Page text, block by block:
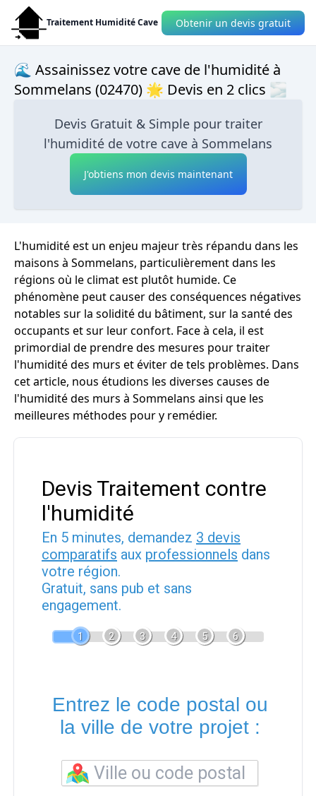
Traitement Humidité Cave Obtenir un devis gratuit
🌊 Assainissez votre cave de l'humidité à
Sommelans (02470) 🌟 Devis en 2 clics 🌫
Devis Gratuit & Simple pour traiter
l'humidité de votre cave à Sommelans
J'obtiens mon devis maintenant
L'humidité est un enjeu majeur très répandu dans les
maisons à Sommelans, particulièrement dans les
régions où le climat est plutôt humide. Ce
phénomène peut causer des conséquences négatives
notables sur la solidité du bâtiment, sur la santé des
occupants et sur leur confort. Face à cela, il est
primordial de prendre des mesures pour traiter
l'humidité des murs et éviter de tels problèmes. Dans
cet article, nous étudions les diverses causes de
l'humidité des murs à Sommelans ainsi que les
meilleures méthodes pour y remédier.
Devis Traitement contre
l'humidité
En 5 minutes, demandez 3 devis
comparatifs aux professionnels dans
votre région.
Gratuit, sans pub et sans
engagement.
1 2 3 4 5 6
Entrez le code postal ou
la ville de votre projet :